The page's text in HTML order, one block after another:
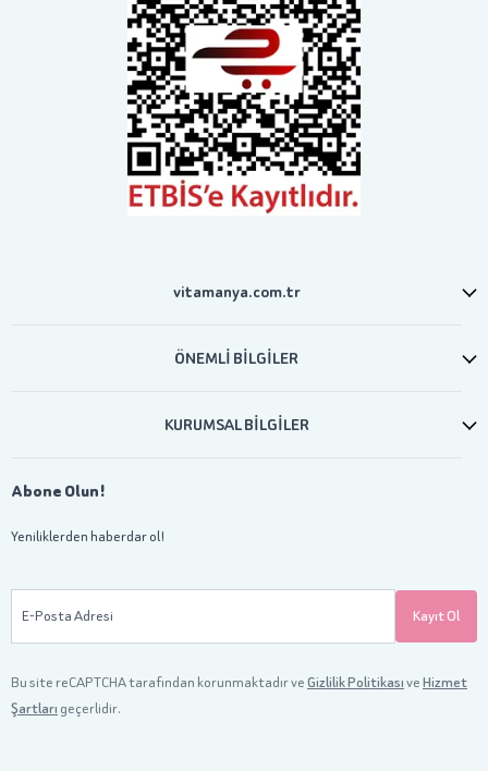
vitamanya.com.tr
ÖNEMLİ BİLGİLER
KURUMSAL BİLGİLER
Abone Olun!
Yeniliklerden haberdar ol!
E-Posta Adresi Kayıt Ol
Bu site reCAPTCHA tarafından korunmaktadır veGizlilik PolitikasıveHizmet
Şartları geçerlidir.